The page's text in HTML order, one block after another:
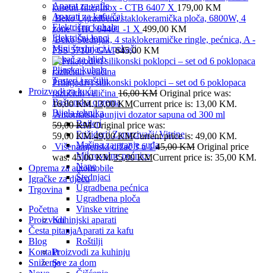
Aparat za vafle
Aparati za kafu/čaj
Električna kuhala
Električni lonci
Mini štednjaci i pekači
Pekač za hljeb
Plinska kuhala
Tosteri i roštilji
Proizvodi za kuću
Baštenska oprema
Bijela tehnika
Bojleri
Frižideri/ Zamrzivači/ Vitrine
Mašina za pranje suđa
Mikrovalne pećnice
Nape
Štednjaci
Ugradbena pećnica
Ugradbena ploča
Vinske vitrine
Kuhinjski aparati
Aparati za kafu
Roštilji
Proizvodi za kuhinju
Sve za dom
kasetni filter,Inox - CTB 6407 X 179,00 KM
Beko Ugradbena staklokeramička ploča, 6800W, 4
zone - HIC 64401 -1 X 499,00 KM
Beko Štednjak, 4 staklokeramičke ringle, pećnica, A -
FSS 57100 GW645,00 KM
Prilagodivi silikonski poklopci – set od 6 poklopaca
različitih veličina 16,00KM Original price was:
16,00 KM.13,00KMCurrent price is: 13,00 KM.
Automatski punjivi dozator sapuna od 300 ml
59,00KM Original price was:
59,00 KM.49,00KMCurrent price is: 49,00 KM.
Višenamjenski držač 3 u 145,00KM Original price
was: 45,00 KM.35,00KMCurrent price is: 35,00 KM.
Oprema za automobile
Igračke za djecu
Trgovina
Početna
Proizvodi
Česta pitanja
Blog
Kontakt
Sniženje